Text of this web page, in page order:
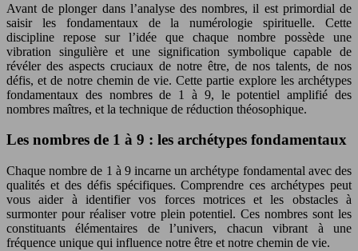
Avant de plonger dans l’analyse des nombres, il est primordial de
saisir les fondamentaux de la numérologie spirituelle. Cette
discipline repose sur l’idée que chaque nombre possède une
vibration singulière et une signification symbolique capable de
révéler des aspects cruciaux de notre être, de nos talents, de nos
défis, et de notre chemin de vie. Cette partie explore les archétypes
fondamentaux des nombres de 1 à 9, le potentiel amplifié des
nombres maîtres, et la technique de réduction théosophique.
Les nombres de 1 à 9 : les archétypes fondamentaux
Chaque nombre de 1 à 9 incarne un archétype fondamental avec des
qualités et des défis spécifiques. Comprendre ces archétypes peut
vous aider à identifier vos forces motrices et les obstacles à
surmonter pour réaliser votre plein potentiel. Ces nombres sont les
constituants élémentaires de l’univers, chacun vibrant à une
fréquence unique qui influence notre être et notre chemin de vie.